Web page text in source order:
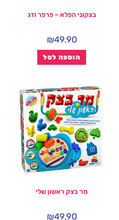
בצקוני הפלא – פרפר ודג
₪49.90
הוספה לסל
מר בצק ראשון שלי
₪49.90